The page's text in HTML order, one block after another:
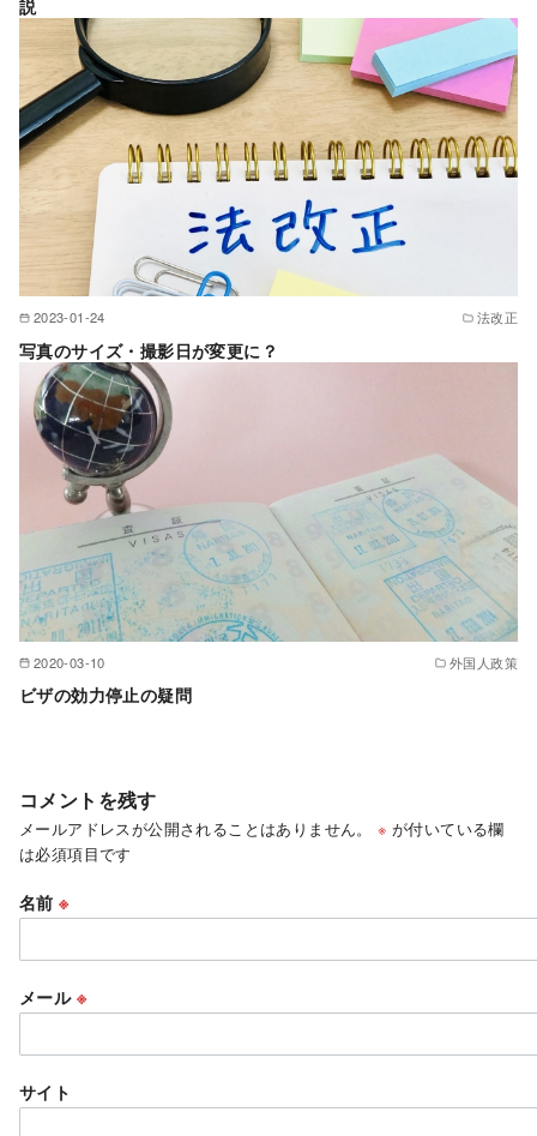
説
2023-01-24 法改正
写真のサイズ・撮影日が変更に？
2020-03-10 外国人政策
ビザの効力停止の疑問
コメントを残す
メールアドレスが公開されることはありません。 ※ が付いている欄
は必須項目です
名前※
メール ※
サイト